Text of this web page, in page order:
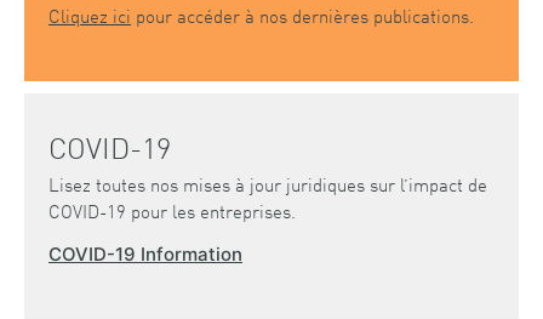
Cliquez ici pour accéder à nos dernières publications.
COVID-19
Lisez toutes nos mises à jour juridiques sur l’impact de
COVID-19 pour les entreprises.
COVID-19 Information